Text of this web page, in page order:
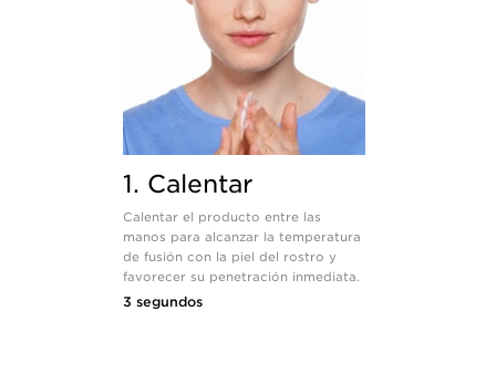
1. Calentar
Calentar el producto entre las
manos para alcanzar la temperatura
de fusión con la piel del rostro y
favorecer su penetración inmediata.
3 segundos